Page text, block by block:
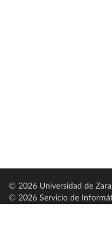
© 2026 Universidad de
© 2026 Servicio de